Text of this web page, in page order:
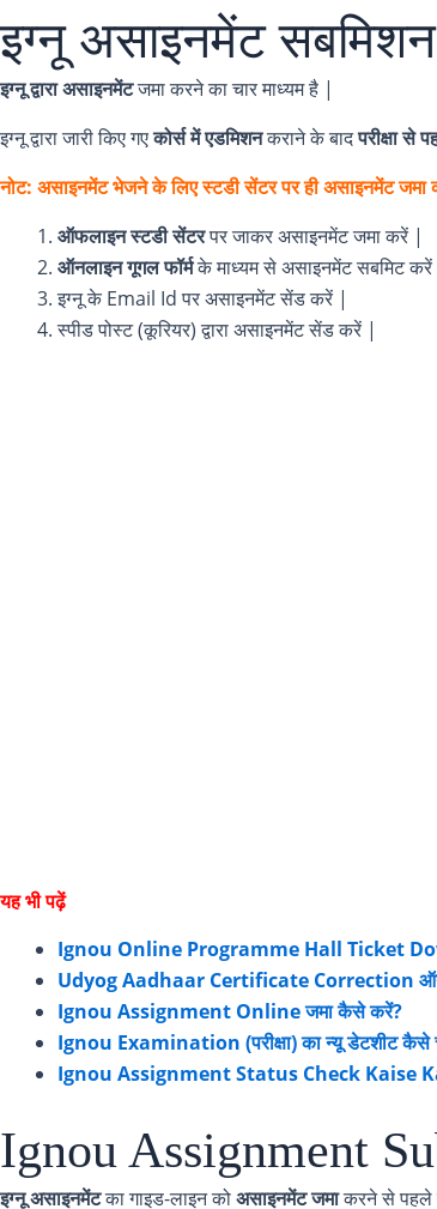
इग्नू असाइनमेंट
इग्नू द्वारा असाइनमेंटजमा करने का चार माध्यम है |
इग्नू द्वारा जारी किए गएकोर्स में एडमिशनकराने के बादपरीक्षा से
नोट: असाइनमेंट भेजने के लिए स्टडी सेंटर पर ही असाइनमेंट जमा
ऑफलाइन स्टडी सेंटरपर जाकर असाइनमेंट जमा करें |
ऑनलाइन गूगल फॉर्मके माध्यम से असाइनमेंट सबमिट
इग्नू के Email Id पर असाइनमेंट सेंड करें |
स्पीड पोस्ट (कूरियर) द्वारा असाइनमेंट सेंड करें |
यह भी पढ़ें
Ignou Online Programme Hall Ticket
Udyog Aadhaar Certificate Correction
Ignou Assignment Online जमा कैसे करें?
Ignou Examination (परीक्षा) का न्यू डेटशीट
Ignou Assignment Status Check Kaise
Ignou Assignment
इग्नू असाइनमेंटका गाइड-लाइन कोअसाइनमेंट जमाकरने से पहले